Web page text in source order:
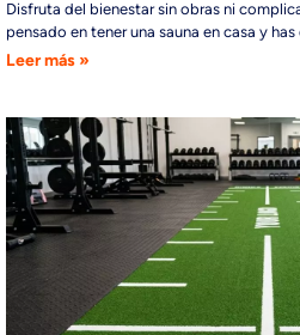
Disfruta del bienestar sin obras ni
pensado en tener una sauna en casa y
Leer más »